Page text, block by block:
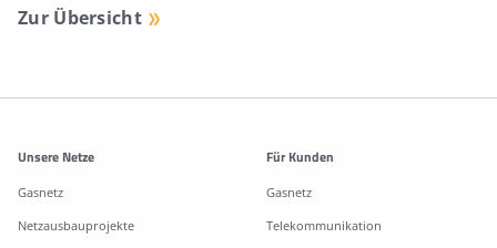
Zur Übersicht
Weitere Informationen
Unsere Netze
Gasnetz
Netzausbauprojekte
Für Kunden
Gasnetz
Telekommunikation